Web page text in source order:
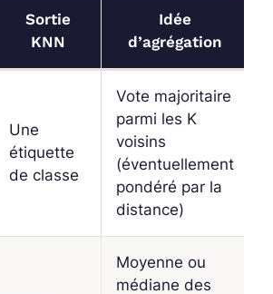
Sortie
KNN
Idée
d’agrégation
Une
étiquette
de classe
Vote majoritaire
parmi les K
voisins
(éventuellement
pondéré par la
distance)
Moyenne ou
médiane des